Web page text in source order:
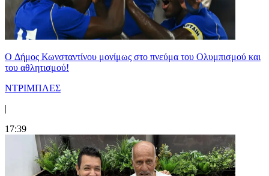
O Δήμος Κωνσταντίνου μονίμως στο πνεύμα του Ολυμπισμού και
του αθλητισμού!
ΝΤΡΙΜΠΛΕΣ
|
17:39